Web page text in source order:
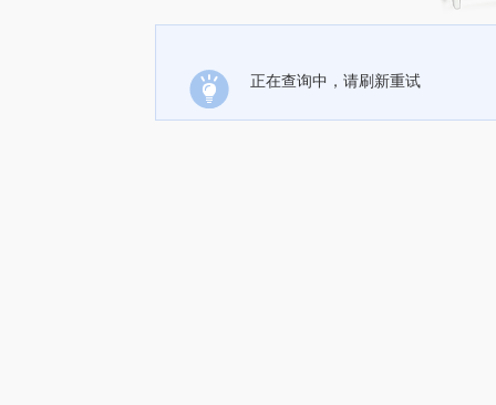
正在查询中，请刷新重试